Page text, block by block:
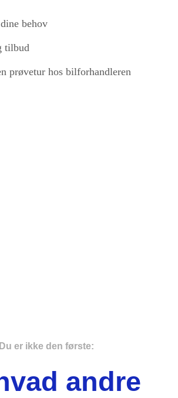
behov
tilbud
prøvetur hos bilforhandleren
Du er ikke den første:
andre